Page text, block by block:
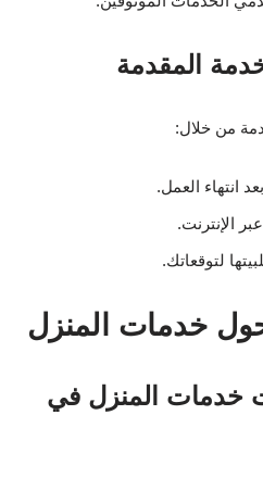
المقدمة
من خلال:
انتهاء العمل.
الإنترنت.
لتوقعاتك.
حول خدمات المنزل
خدمات المنزل في